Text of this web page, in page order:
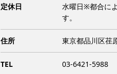
定休日
水曜日※都合に
す。
住所 東京都品川区荏
TEL 03-6421-5988